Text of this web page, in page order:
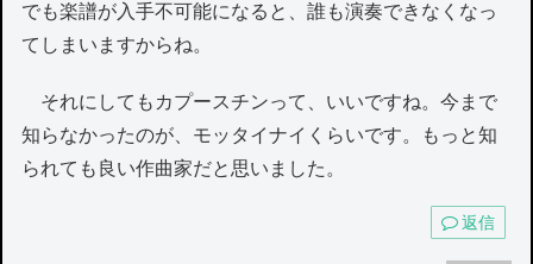
でも楽譜が入手不可能になると、誰も演奏できなくなっ
てしまいますからね。
それにしてもカプースチンって、いいですね。今まで
知らなかったのが、モッタイナイくらいです。もっと知
られても良い作曲家だと思いました。
返信